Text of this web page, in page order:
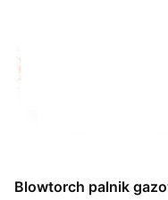
Blowtorch palnik